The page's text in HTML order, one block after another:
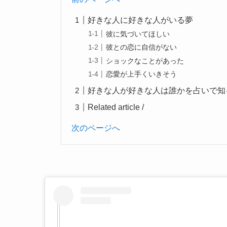
好きな人に好きな人がいる夢
彼に気づいてほしい
彼との恋に自信がない
ショックなことがあった
恋愛が上手くいきそう
好きな人が好きな人は誰かを占いで
Related article /
次のページへ